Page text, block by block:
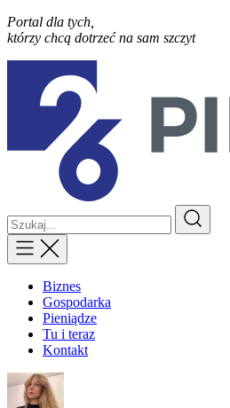
Portal dla tych,
którzy chcą dotrzeć na sam szczyt
Biznes
Gospodarka
Pieniądze
Tu i teraz
Kontakt